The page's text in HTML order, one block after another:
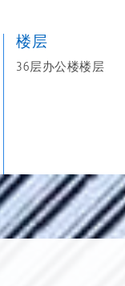
楼层
36层办公楼楼层